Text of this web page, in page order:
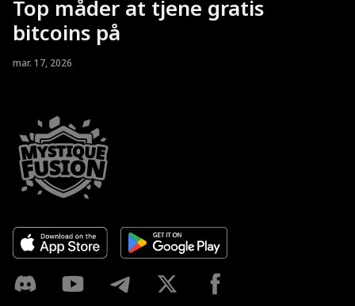
Top måder at tjene gratis
bitcoins på
mar. 17, 2026